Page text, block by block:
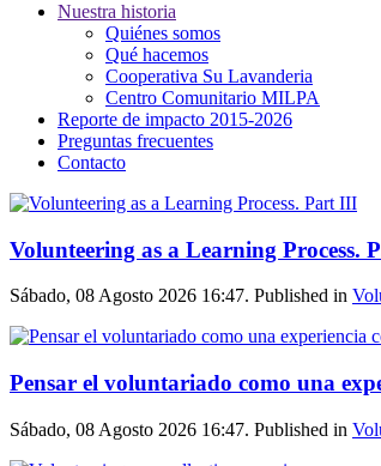
Nuestra historia
Quiénes somos
Qué hacemos
Cooperativa Su Lavanderia
Centro Comunitario MILPA
Reporte de impacto 2015-2026
Preguntas frecuentes
Contacto
Volunteering as a Learning Process.
Sábado, 08 Agosto 2026 16:47. Published in
Pensar el voluntariado como una
Sábado, 08 Agosto 2026 16:47. Published in